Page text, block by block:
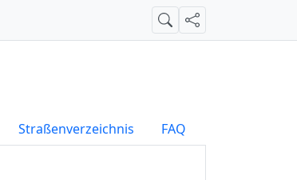
SucheTeilen
Straßenverzeichnis FAQ